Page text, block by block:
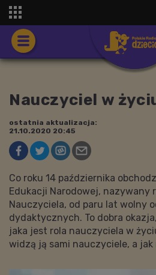
Nauczyciel w
ostatnia aktualizacja:
21.10.2020 20:45
Co roku 14 października
Edukacji Narodowej, nazywany
Nauczyciela, od paru lat wolny
dydaktycznych. To dobra
jaka jest rola nauczyciela w
widzą ją sami nauczyciele, a jak